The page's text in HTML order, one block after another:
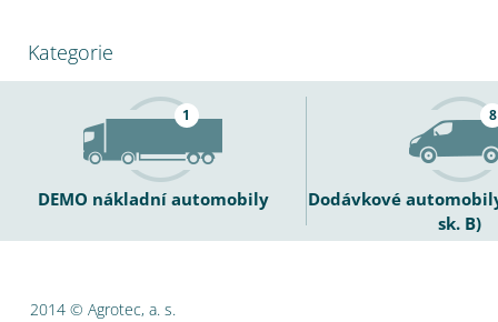
Kategorie
DEMO nákladní automobily
1
Dodávkové
sk. B)
8
2014 © Agrotec, a. s.